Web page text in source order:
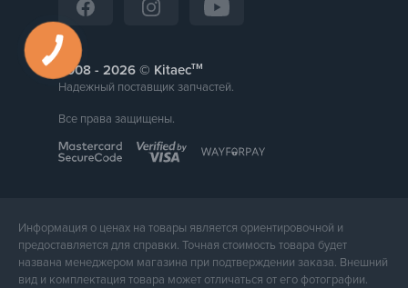
2008 - © Kitaecтм
Надежный поставщик запчастей.
Все права защищены.
Информация о ценах на товары является ориентировочной и
предоставляется для справки. Точная стоимость товара будет
названа менеджером магазина при подтверждении заказа. Внешний
вид и комплектация товара может отличаться от его фотографии.